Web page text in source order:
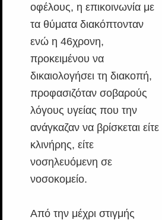
οφέλους, η επικοινωνία με
τα θύματα διακόπτονταν
ενώ η 46χρονη,
προκειμένου να
δικαιολογήσει τη διακοπή,
προφασιζόταν σοβαρούς
λόγους υγείας που την
ανάγκαζαν να βρίσκεται είτε
κλινήρης, είτε
νοσηλευόμενη σε
νοσοκομείο.
Από την μέχρι στιγμής